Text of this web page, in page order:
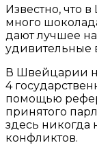
Известно, что
много
дают лучшее на
удивительные
В Швейцарии
4
помощью
принятого
здесь
конфликтов.